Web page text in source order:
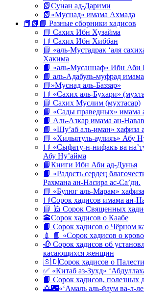
📗Сунан ад-Дарими
📗»Муснад» имама Ахмада
📕📗📘 Разные сборники хадисов
📘 Сахих Ибн Хузайма
📘 Сахих Ибн Хиббан
📘 «аль-Мустадрак ‘аля
Хакима
📘 «аль-Мусаннаф» Ибн
📘 аль-Адабуль-муфрад
📘»Муснад аль-Баззар»
📘 «Сахих аль-Бухари»
📘 Сахих Муслим (мухтасар)
📘 «Сады праведных» имама
📘 Аль-Азкар имама ан-
📘 «Шу’аб аль-иман» хафиза
📘 «Хильятуль-аулияъ» Абу
📘 «Сыфату-н-нифакъ ва
Абу Ну’айма
📘Книги Ибн Аби ад-Дунья
📘 «Радость сердец
Рахмана ан-Насира ас-Са’ди.
📘 «Булюг аль-Марам»
📘Сорок хадисов имама ан-
📘 🕌 Сорок Священных
🕋Сорок хадисов о Каабе
📘 Сорок хадисов о Чёрном
💉 📘 «Сорок хадисов о
🥀 Сорок хадисов об
касающихся женщин
🇸🇩Сорок хадисов о
✅ «Китаб аз-Зухд»
📘 Сорок хадисов, полезных
🌅🌃«‘Амаль аль-йаум ва-л-